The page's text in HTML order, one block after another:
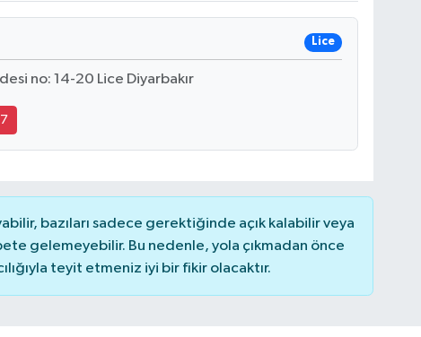
Lice
no: 14-20 Lice Diyarbakır
bazıları sadece gerektiğinde açık kalabilir veya
gelemeyebilir. Bu nedenle, yola çıkmadan önce
teyit etmeniz iyi bir fikir olacaktır.